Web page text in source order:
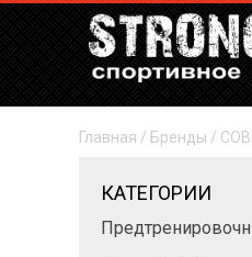
Главная / Бренды /
КАТЕГОРИИ